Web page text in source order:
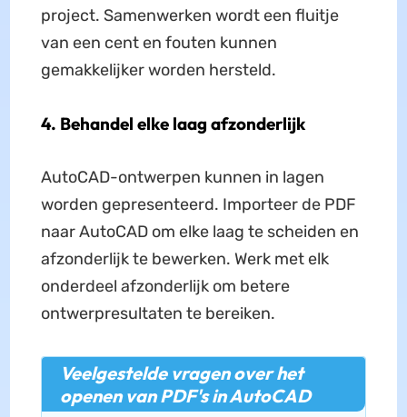
project. Samenwerken wordt een fluitje
van een cent en fouten kunnen
gemakkelijker worden hersteld.
4. Behandel elke laag afzonderlijk
AutoCAD-ontwerpen kunnen in lagen
worden gepresenteerd. Importeer de PDF
naar AutoCAD om elke laag te scheiden en
afzonderlijk te bewerken. Werk met elk
onderdeel afzonderlijk om betere
ontwerpresultaten te bereiken.
Veelgestelde vragen over het
openen van PDF's in AutoCAD